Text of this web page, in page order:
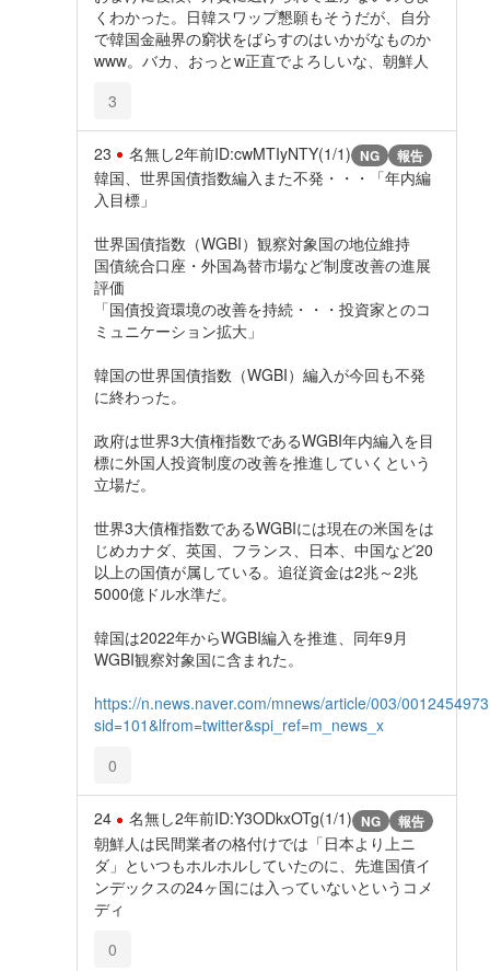
くわかった。日韓スワップ懇願もそうだが、自分
で韓国金融界の窮状をばらすのはいかがなものか
www。バカ、おっとw正直でよろしいな、朝鮮人
3
23 名無し2年前ID:cwMTIyNTY(1/1) NG 報告
韓国、世界国債指数編入また不発・・・「年内編
入目標」
世界国債指数（WGBI）観察対象国の地位維持
国債統合口座・外国為替市場など制度改善の進展
評価
「国債投資環境の改善を持続・・・投資家とのコ
ミュニケーション拡大」
韓国の世界国債指数（WGBI）編入が今回も不発
に終わった。
政府は世界3大債権指数であるWGBI年内編入を目
標に外国人投資制度の改善を推進していくという
立場だ。
世界3大債権指数であるWGBIには現在の米国をは
じめカナダ、英国、フランス、日本、中国など20
以上の国債が属している。追従資金は2兆～2兆
5000億ドル水準だ。
韓国は2022年からWGBI編入を推進、同年9月
WGBI観察対象国に含まれた。
https://n.news.naver.com/mnews/article/003/
sid=101&lfrom=twitter&spi_ref=m_news_x
0
24 名無し2年前ID:Y3ODkxOTg(1/1) NG 報告
朝鮮人は民間業者の格付けでは「日本より上ニ
ダ」といつもホルホルしていたのに、先進国債イ
ンデックスの24ヶ国には入っていないというコメ
ディ
0